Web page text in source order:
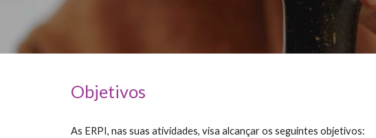
Objetivos
As ERPI, nas suas atividades, visa alcançar os seguintes objetivos: